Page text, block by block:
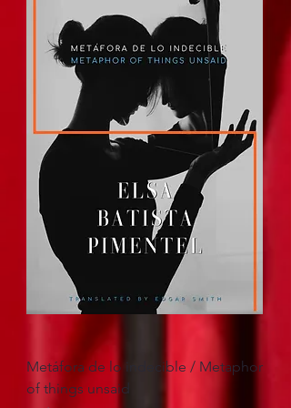
Metáfora de lo indecible / Metaphor
of things unsaid